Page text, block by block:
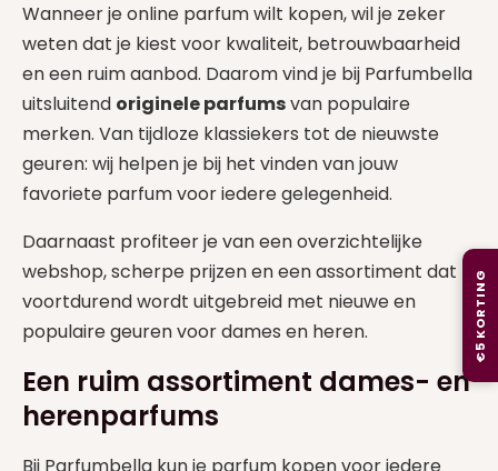
Wanneer je online parfum wilt kopen, wil je zeker
weten dat je kiest voor kwaliteit, betrouwbaarheid
en een ruim aanbod. Daarom vind je bij Parfumbella
uitsluitend originele parfumsvan populaire
merken. Van tijdloze klassiekers tot de nieuwste
geuren: wij helpen je bij het vinden van jouw
favoriete parfum voor iedere gelegenheid.
Daarnaast profiteer je van een overzichtelijke
webshop, scherpe prijzen en een assortiment dat
voortdurend wordt uitgebreid met nieuwe en
populaire geuren voor dames en heren.
Een ruim assortiment dames- en
herenparfums
€5 KORTING